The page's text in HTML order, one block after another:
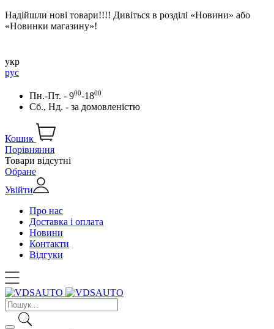
Надійшли нові товари!!!! Дивіться в розділі «Новини» або
«Новинки магазину»!
укр
рус
Пн.-Пт. - 900-1800
Сб., Нд. - за домовленістю
Кошик
Порівняння
Товари відсутні
Обране
Увійти
Про нас
Доставка і оплата
Новини
Контакти
Відгуки